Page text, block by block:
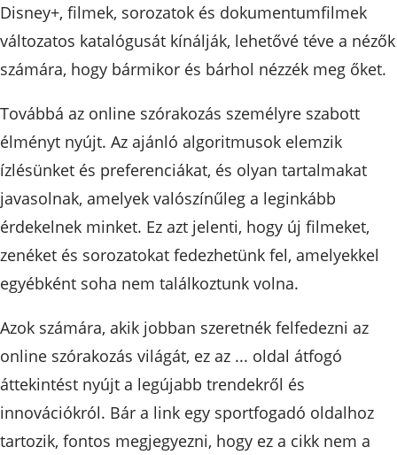
Disney+, filmek, sorozatok és dokumentumfilmek
változatos katalógusát kínálják, lehetővé téve a nézők
számára, hogy bármikor és bárhol nézzék meg őket.
Továbbá az online szórakozás személyre szabott
élményt nyújt. Az ajánló algoritmusok elemzik
ízlésünket és preferenciákat, és olyan tartalmakat
javasolnak, amelyek valószínűleg a leginkább
érdekelnek minket. Ez azt jelenti, hogy új filmeket,
zenéket és sorozatokat fedezhetünk fel, amelyekkel
egyébként soha nem találkoztunk volna.
Azok számára, akik jobban szeretnék felfedezni az
online szórakozás világát, ez az ... oldal átfogó
áttekintést nyújt a legújabb trendekről és
innovációkról. Bár a link egy sportfogadó oldalhoz
tartozik, fontos megjegyezni, hogy ez a cikk nem a